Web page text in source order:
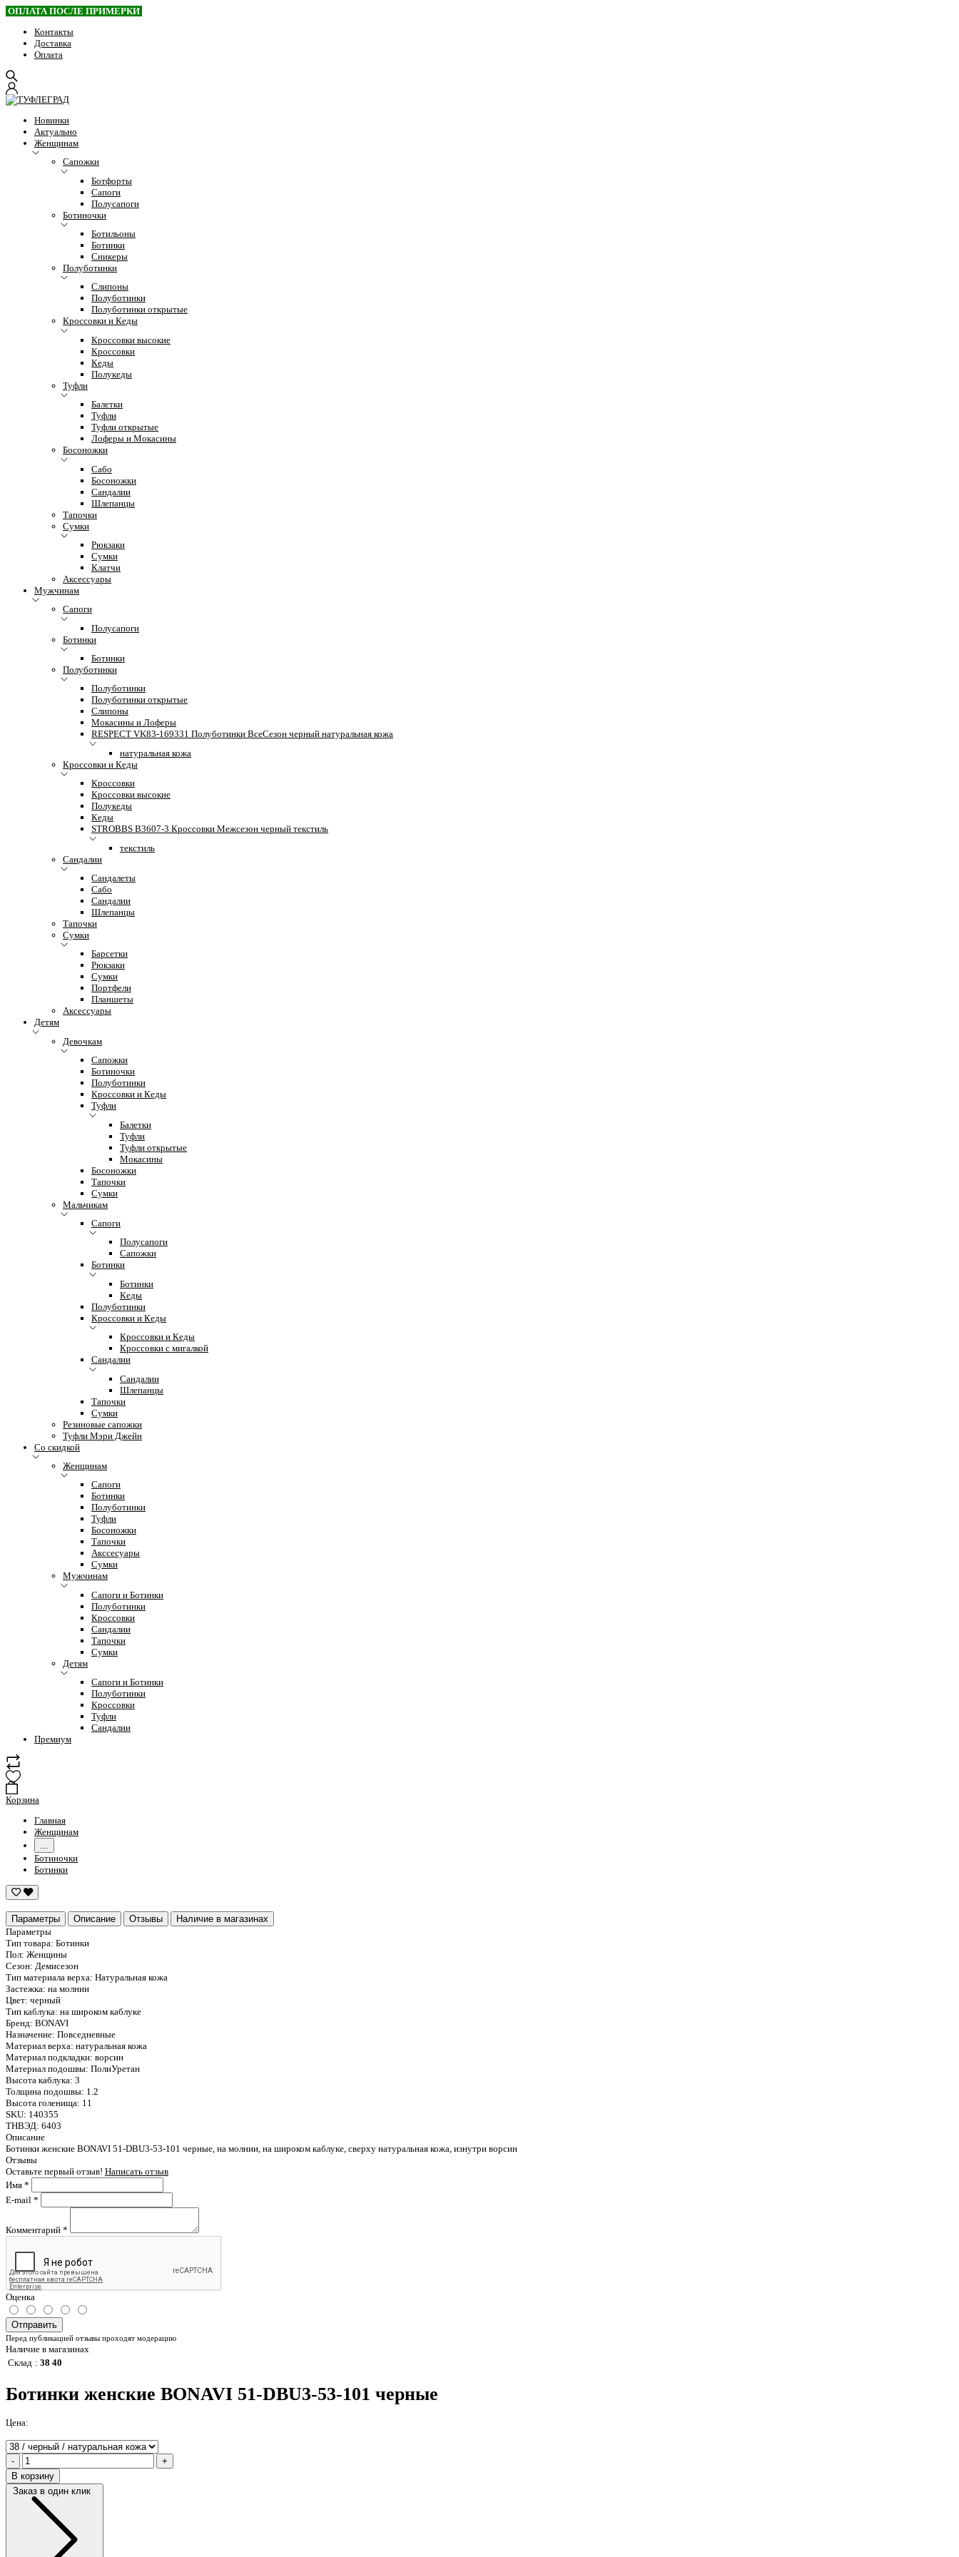
ОПЛАТА ПОСЛЕ ПРИМЕРКИ
Контакты
Доставка
Оплата
Новинки
Актуально
Женщинам
Сапожки
Ботфорты
Сапоги
Полусапоги
Ботиночки
Ботильоны
Ботинки
Сникеры
Полуботинки
Слипоны
Полуботинки
Полуботинки открытые
Кроссовки и Кеды
Кроссовки высокие
Кроссовки
Кеды
Полукеды
Туфли
Балетки
Туфли
Туфли открытые
Лоферы и Мокасины
Босоножки
Сабо
Босоножки
Сандалии
Шлепанцы
Тапочки
Сумки
Рюкзаки
Сумки
Клатчи
Аксессуары
Мужчинам
Сапоги
Полусапоги
Ботинки
Ботинки
Полуботинки
Полуботинки
Полуботинки открытые
Слипоны
Мокасины и Лоферы
RESPECT VK83-169331 Полуботинки ВсеСезон черный натуральная кожа
натуральная кожа
Кроссовки и Кеды
Кроссовки
Кроссовки высокие
Полукеды
Кеды
STROBBS B3607-3 Кроссовки Межсезон черный текстиль
текстиль
Сандалии
Сандалеты
Сабо
Сандалии
Шлепанцы
Тапочки
Сумки
Барсетки
Рюкзаки
Сумки
Портфели
Планшеты
Аксессуары
Детям
Девочкам
Сапожки
Ботиночки
Полуботинки
Кроссовки и Кеды
Туфли
Балетки
Туфли
Туфли открытые
Мокасины
Босоножки
Тапочки
Сумки
Мальчикам
Сапоги
Полусапоги
Сапожки
Ботинки
Ботинки
Кеды
Полуботинки
Кроссовки и Кеды
Кроссовки и Кеды
Кроссовки с мигалкой
Сандалии
Сандалии
Шлепанцы
Тапочки
Сумки
Резиновые сапожки
Туфли Мэри Джейн
Со скидкой
Женщинам
Сапоги
Ботинки
Полуботинки
Туфли
Босоножки
Тапочки
Акссесуары
Сумки
Мужчинам
Сапоги и Ботинки
Полуботинки
Кроссовки
Сандалии
Тапочки
Сумки
Детям
Сапоги и Ботинки
Полуботинки
Кроссовки
Туфли
Сандалии
Премиум
Корзина
Главная
Женщинам
...
Ботиночки
Ботинки
Параметры Описание Отзывы
Наличие в магазинах
Параметры
Тип товара: Ботинки
Пол: Женщины
Сезон: Демисезон
Тип материала верха: Натуральная кожа
Застежка: на молнии
Цвет: черный
Тип каблука: на широком каблуке
Бренд: BONAVI
Назначение: Повседневные
Материал верха: натуральная кожа
Материал подкладки: ворсин
Материал подошвы: ПолиУретан
Высота каблука: 3
Толщина подошвы: 1.2
Высота голенища: 11
SKU: 140355
ТНВЭД: 6403
Описание
Ботинки женские BONAVI 51-DBU3-53-101 черные, на молнии, на широком каблуке, сверху натуральная кожа, изнутри ворсин
Отзывы
Оставьте первый отзыв! Написать отзыв
Имя *
E-mail *
Комментарий *
Оценка
Отправить
Перед публикацией отзывы проходят модерацию
Наличие в магазинах
Склад : 38 40
Ботинки женские BONAVI 51-DBU3-53-101 черные
Цена:
-
+
В корзину
Заказ в один клик